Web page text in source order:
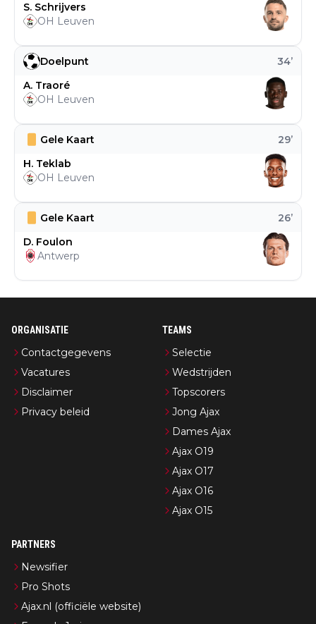
Gele Kaart 26’
D. Foulon
Antwerp
Gele Kaart 29’
H. Teklab
OH Leuven
Doelpunt 34’
A. Traoré
OH Leuven
S. Schrijvers
OH Leuven
ORGANISATIE
Contactgegevens
Vacatures
Disclaimer
Privacy beleid
TEAMS
Selectie
Wedstrijden
Topscorers
Jong Ajax
Dames Ajax
Ajax O19
Ajax O17
Ajax O16
Ajax O15
PARTNERS
Newsifier
Pro Shots
Ajax.nl (officiële website)